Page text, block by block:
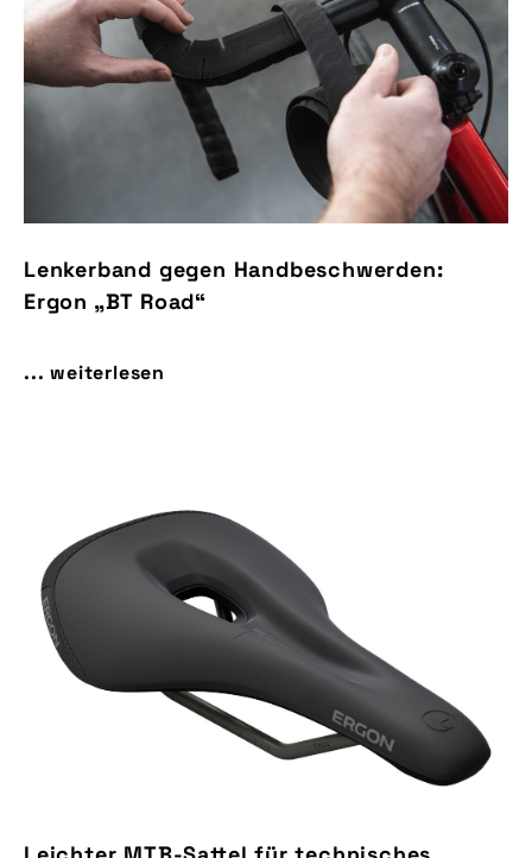
Lenkerband gegen Handbeschwerden:
Ergon „BT Road“
... weiterlesen